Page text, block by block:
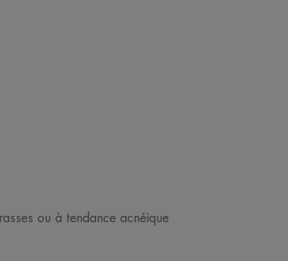
ou à tendance acnéique